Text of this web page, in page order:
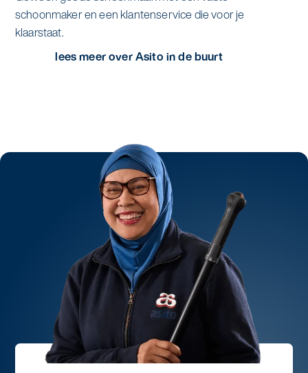
schoonmaker en een klantenservice die voor je
klaarstaat.
lees meer over Asito in de buurt